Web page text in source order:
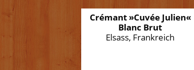
Crémant »Cuvée Julien«
Blanc Brut
Elsass, Frankreich